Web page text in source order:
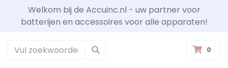
Welkom bij de Accuinc.nl - uw partner voor
batterijen en accessoires voor alle apparaten!
0